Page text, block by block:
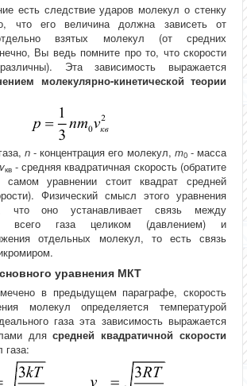
есть следствие ударов молекул о стенку
что его величина должна зависеть от
взятых молекул (от средних
Вы ведь помните про то, что скорости
Эта зависимость выражается
молекулярно-кинетической теории
n- концентрация его молекул, m0- масса
vкв- средняя квадратичная скорость (обратите
уравнении стоит квадрат средней
Физический смысл этого уравнения
что оно устанавливает связь между
всего газа целиком (давлением) и
отдельных молекул, то есть связь
уравнения МКТ
в предыдущем параграфе, скорость
молекул определяется температурой
газа эта зависимость выражается
длясредней квадратичной скорости
газа: